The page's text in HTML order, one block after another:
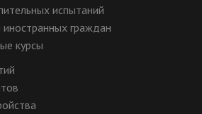
испытаний
граждан
курсы